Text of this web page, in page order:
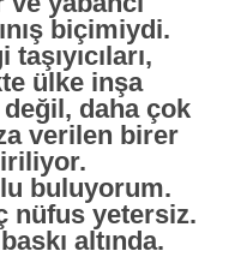
biçimiydi.
ülke inşa
daha çok
verilen birer
buluyorum.
nüfus yetersiz.
altında.